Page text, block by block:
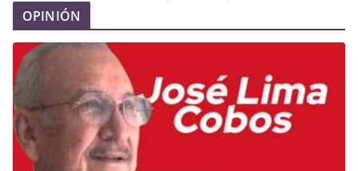
OPINIÓN